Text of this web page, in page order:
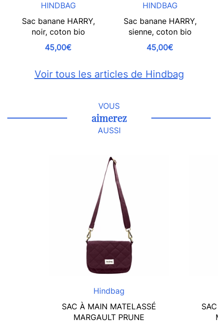
HINDBAG
Sac banane HARRY,
noir, coton bio
45,00€
HINDBAG
Sac banane HARRY,
sienne, coton bio
45,00€
Voir tous les articles de Hindbag
VOUS
aimerez
AUSSI
Hindbag
SAC À MAIN MATELASSÉ
MARGAULT PRUNE